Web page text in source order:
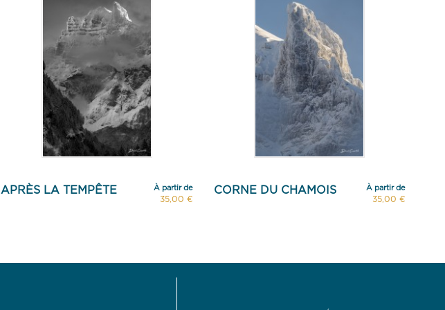
APRÈS LA TEMPÊTE À partir de
35,00 €
CORNE DU CHAMOIS À partir de
35,00 €